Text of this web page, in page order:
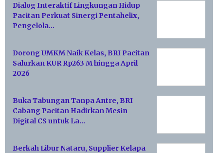
Dialog Interaktif Lingkungan Hidup
Pacitan Perkuat Sinergi Pentahelix,
Pengelola…
Dorong UMKM Naik Kelas, BRI Pacitan
Salurkan KUR Rp263 M hingga April
2026
Buka Tabungan Tanpa Antre, BRI
Cabang Pacitan Hadirkan Mesin
Digital CS untuk La…
Berkah Libur Nataru, Supplier Kelapa